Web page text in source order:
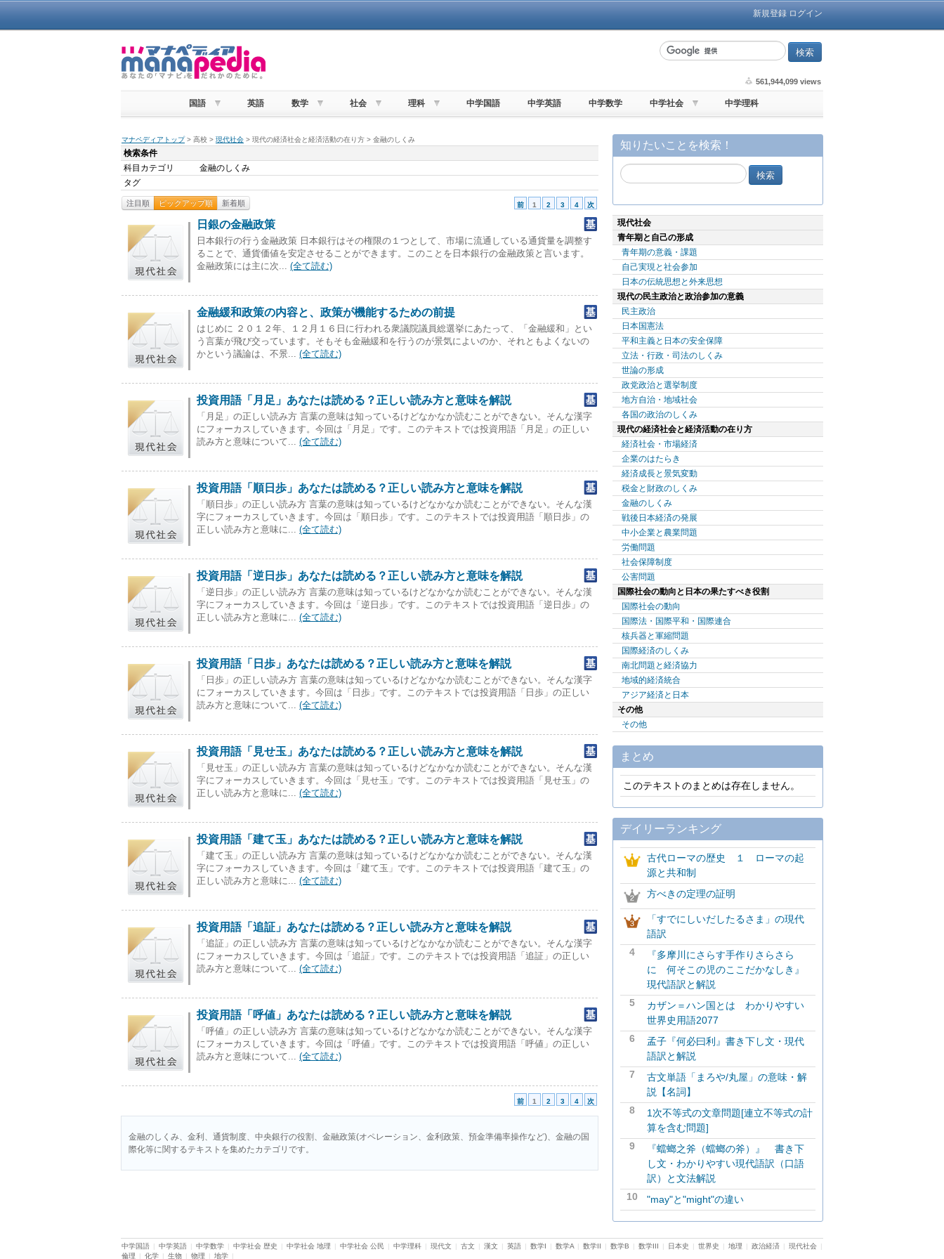
新規登録 ログイン
561,944,099 views
国語 英語 数学 社会 理科 中学国語 中学英語 中学数学 中学社会 中学理科
マナペディアトップ> 高校 > 現代社会 > 現代の経済社会と経済活動の在り方 > 金融のしくみ
検索条件
科目カテゴリ
金融のしくみ
タグ
注目順 ピックアップ順 新着順 前 1 2 3 4 次
日銀の金融政策
日本銀行の行う金融政策 日本銀行はその権限の１つとして、市場に流通している通貨量を調整す
ることで、通貨価値を安定させることができます。このことを日本銀行の金融政策と言います。
金融政策には主に次... (全て読む)
金融緩和政策の内容と、政策が機能するための前提
はじめに ２０１２年、１２月１６日に行われる衆議院議員総選挙にあたって、「金融緩和」とい
う言葉が飛び交っています。そもそも金融緩和を行うのが景気によいのか、それともよくないの
かという議論は、不景... (全て読む)
投資用語「月足」あなたは読める？正しい読み方と意味を解説
「月足」の正しい読み方 言葉の意味は知っているけどなかなか読むことができない。そんな漢字
にフォーカスしていきます。今回は「月足」です。このテキストでは投資用語「月足」の正しい
読み方と意味について... (全て読む)
投資用語「順日歩」あなたは読める？正しい読み方と意味を解説
「順日歩」の正しい読み方 言葉の意味は知っているけどなかなか読むことができない。そんな漢
字にフォーカスしていきます。今回は「順日歩」です。このテキストでは投資用語「順日歩」の
正しい読み方と意味に... (全て読む)
投資用語「逆日歩」あなたは読める？正しい読み方と意味を解説
「逆日歩」の正しい読み方 言葉の意味は知っているけどなかなか読むことができない。そんな漢
字にフォーカスしていきます。今回は「逆日歩」です。このテキストでは投資用語「逆日歩」の
正しい読み方と意味に... (全て読む)
投資用語「日歩」あなたは読める？正しい読み方と意味を解説
「日歩」の正しい読み方 言葉の意味は知っているけどなかなか読むことができない。そんな漢字
にフォーカスしていきます。今回は「日歩」です。このテキストでは投資用語「日歩」の正しい
読み方と意味について... (全て読む)
投資用語「見せ玉」あなたは読める？正しい読み方と意味を解説
「見せ玉」の正しい読み方 言葉の意味は知っているけどなかなか読むことができない。そんな漢
字にフォーカスしていきます。今回は「見せ玉」です。このテキストでは投資用語「見せ玉」の
正しい読み方と意味に... (全て読む)
投資用語「建て玉」あなたは読める？正しい読み方と意味を解説
「建て玉」の正しい読み方 言葉の意味は知っているけどなかなか読むことができない。そんな漢
字にフォーカスしていきます。今回は「建て玉」です。このテキストでは投資用語「建て玉」の
正しい読み方と意味に... (全て読む)
投資用語「追証」あなたは読める？正しい読み方と意味を解説
「追証」の正しい読み方 言葉の意味は知っているけどなかなか読むことができない。そんな漢字
にフォーカスしていきます。今回は「追証」です。このテキストでは投資用語「追証」の正しい
読み方と意味について... (全て読む)
投資用語「呼値」あなたは読める？正しい読み方と意味を解説
「呼値」の正しい読み方 言葉の意味は知っているけどなかなか読むことができない。そんな漢字
にフォーカスしていきます。今回は「呼値」です。このテキストでは投資用語「呼値」の正しい
読み方と意味について... (全て読む)
前 1 2 3 4 次
金融のしくみ、金利、通貨制度、中央銀行の役割、金融政策(オペレーション、金利政策、預金準備率操作など)、金融の国
際化等に関するテキストを集めたカテゴリです。
知りたいことを検索！
現代社会
青年期と自己の形成
青年期の意義・課題
自己実現と社会参加
日本の伝統思想と外来思想
現代の民主政治と政治参加の意義
民主政治
日本国憲法
平和主義と日本の安全保障
立法・行政・司法のしくみ
世論の形成
政党政治と選挙制度
地方自治・地域社会
各国の政治のしくみ
現代の経済社会と経済活動の在り方
経済社会・市場経済
企業のはたらき
経済成長と景気変動
税金と財政のしくみ
金融のしくみ
戦後日本経済の発展
中小企業と農業問題
労働問題
社会保障制度
公害問題
国際社会の動向と日本の果たすべき役割
国際社会の動向
国際法・国際平和・国際連合
核兵器と軍縮問題
国際経済のしくみ
南北問題と経済協力
地域的経済統合
アジア経済と日本
その他
その他
まとめ
このテキストのまとめは存在しません。
デイリーランキング
古代ローマの歴史 １ ローマの起
源と共和制
方べきの定理の証明
「すでにしいだしたるさま」の現代
語訳
4
『多摩川にさらす手作りさらさら
に 何そこの児のここだかなしき』
現代語訳と解説
5
カザン＝ハン国とは わかりやすい
世界史用語2077
6
孟子『何必曰利』書き下し文・現代
語訳と解説
7
古文単語「まろや/丸屋」の意味・解
説【名詞】
8
1次不等式の文章問題[連立不等式の計
算を含む問題]
9
『蟷螂之斧（蟷螂の斧）』 書き下
し文・わかりやすい現代語訳（口語
訳）と文法解説
10
"may"と"might"の違い
中学国語 | 中学英語 | 中学数学 | 中学社会 歴史 | 中学社会 地理 | 中学社会 公民 | 中学理科 | 現代文 | 古文 | 漢文 | 英語 | 数学I | 数学A | 数学II | 数学B | 数学III | 日本史 | 世界史 | 地理 | 政治経済 | 現代社会 |
倫理
| 化学 | 生物 | 物理 | 地学 |